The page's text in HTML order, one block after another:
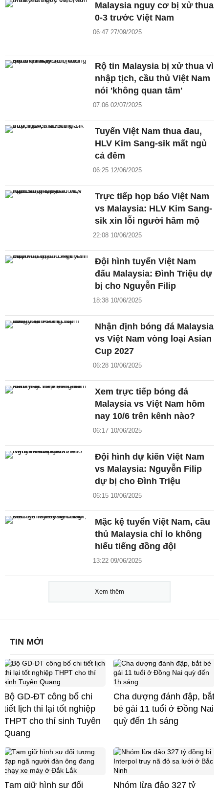
Malaysia nguy cơ bị xử thua
0-3 trước Việt Nam
06:47 27/09/2025
Rộ tin Malaysia bị xử thua vì
nhập tịch, cầu thủ Việt Nam
nói 'không quan tâm'
07:06 02/07/2025
Tuyển Việt Nam thua đau,
HLV Kim Sang-sik mất ngủ
cả đêm
06:25 12/06/2025
Trực tiếp họp báo Việt Nam
vs Malaysia: HLV Kim Sang-
sik xin lỗi người hâm mộ
22:08 10/06/2025
Đội hình tuyển Việt Nam
đấu Malaysia: Đình Triệu dự
bị cho Nguyễn Filip
18:38 10/06/2025
Nhận định bóng đá Malaysia
vs Việt Nam vòng loại Asian
Cup 2027
06:28 10/06/2025
Xem trực tiếp bóng đá
Malaysia vs Việt Nam hôm
nay 10/6 trên kênh nào?
06:17 10/06/2025
Đội hình dự kiến Việt Nam
vs Malaysia: Nguyễn Filip
dự bị cho Đình Triệu
06:15 10/06/2025
Mặc kệ tuyển Việt Nam, cầu
thủ Malaysia chỉ lo không
hiểu tiếng đồng đội
13:22 09/06/2025
Xem thêm
TIN MỚI
Bộ GD-ĐT công bố chi
tiết lịch thi lại tốt nghiệp
THPT cho thí sinh Tuyên
Quang
Cha dượng đánh đập, bắt
bé gái 11 tuổi ở Đồng Nai
quỳ đến 1h sáng
Tạm giữ hình sự đối Nhóm lừa đảo 327 tỷ